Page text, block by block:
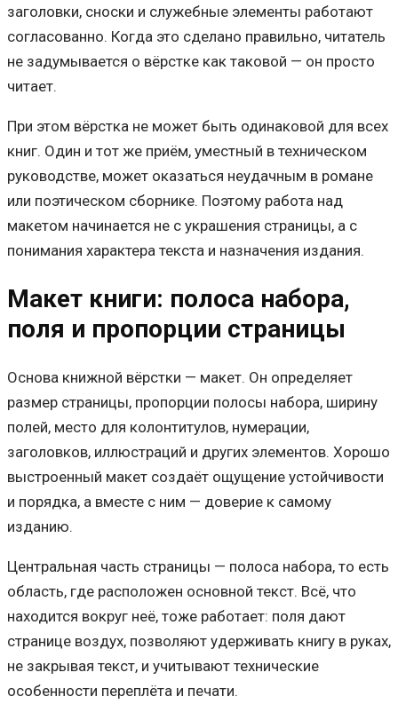
заголовки, сноски и служебные элементы работают
согласованно. Когда это сделано правильно, читатель
не задумывается о вёрстке как таковой — он просто
читает.
При этом вёрстка не может быть одинаковой для всех
книг. Один и тот же приём, уместный в техническом
руководстве, может оказаться неудачным в романе
или поэтическом сборнике. Поэтому работа над
макетом начинается не с украшения страницы, а с
понимания характера текста и назначения издания.
Макет книги: полоса набора,
поля и пропорции страницы
Основа книжной вёрстки — макет. Он определяет
размер страницы, пропорции полосы набора, ширину
полей, место для колонтитулов, нумерации,
заголовков, иллюстраций и других элементов. Хорошо
выстроенный макет создаёт ощущение устойчивости
и порядка, а вместе с ним — доверие к самому
изданию.
Центральная часть страницы — полоса набора, то есть
область, где расположен основной текст. Всё, что
находится вокруг неё, тоже работает: поля дают
странице воздух, позволяют удерживать книгу в руках,
не закрывая текст, и учитывают технические
особенности переплёта и печати.